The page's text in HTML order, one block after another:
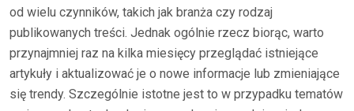
od wielu czynników, takich jak branża czy rodzaj
publikowanych treści. Jednak ogólnie rzecz biorąc, warto
przynajmniej raz na kilka miesięcy przeglądać istniejące
artykuły i aktualizować je o nowe informacje lub zmieniające
się trendy. Szczególnie istotne jest to w przypadku tematów